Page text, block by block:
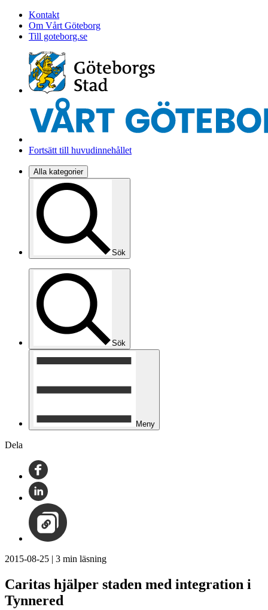
Kontakt
Om Vårt Göteborg
Till goteborg.se
Fortsätt till huvudinnehållet
Alla kategorier
Sök
Sök
Meny
Dela
2015-08-25 | 3 min läsning
Caritas hjälper staden med integration i
Tynnered